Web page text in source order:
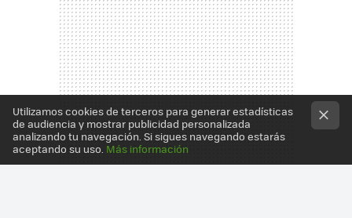
Utilizamos cookies de terceros para generar estadísticas
de audiencia y mostrar publicidad personalizada
analizando tu navegación. Si sigues navegando estarás
aceptando su uso. Más información